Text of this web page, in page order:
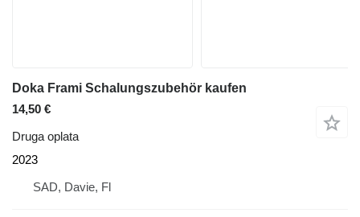
Doka Frami Schalungszubehör kaufen
14,50 €
Druga oplata
2023
SAD, Davie, Fl